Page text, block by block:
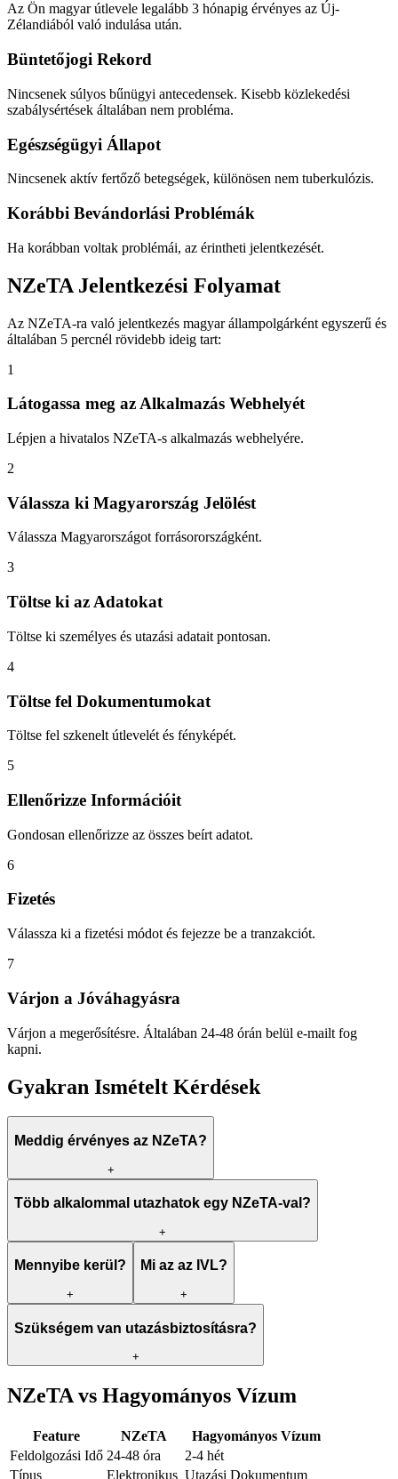
Az Ön magyar útlevele legalább 3 hónapig érvényes az Új-
Zélandiából való indulása után.
Büntetőjogi Rekord
Nincsenek súlyos bűnügyi antecedensek. Kisebb közlekedési
szabálysértések általában nem probléma.
Egészségügyi Állapot
Nincsenek aktív fertőző betegségek, különösen nem tuberkulózis.
Korábbi Bevándorlási Problémák
Ha korábban voltak problémái, az érintheti jelentkezését.
NZeTA Jelentkezési Folyamat
Az NZeTA-ra való jelentkezés magyar állampolgárként egyszerű és
általában 5 percnél rövidebb ideig tart:
1
Látogassa meg az Alkalmazás Webhelyét
Lépjen a hivatalos NZeTA-s alkalmazás webhelyére.
2
Válassza ki Magyarország Jelölést
Válassza Magyarországot forrásorországként.
3
Töltse ki az Adatokat
Töltse ki személyes és utazási adatait pontosan.
4
Töltse fel Dokumentumokat
Töltse fel szkenelt útlevelét és fényképét.
5
Ellenőrizze Információit
Gondosan ellenőrizze az összes beírt adatot.
6
Fizetés
Válassza ki a fizetési módot és fejezze be a tranzakciót.
7
Várjon a Jóváhagyásra
Várjon a megerősítésre. Általában 24-48 órán belül e-mailt fog
kapni.
Gyakran Ismételt Kérdések
Meddig érvényes az NZeTA?
+
Több alkalommal utazhatok egy NZeTA-val?
+
Mennyibe kerül?
+
Mi az az IVL?
+
Szükségem van utazásbiztosításra?
+
NZeTA vs Hagyományos Vízum
Feature NZeTA
Hagyományos Vízum
Feldolgozási Idő 24-48 óra
2-4 hét
Típus
Elektronikus Utazási Dokumentum